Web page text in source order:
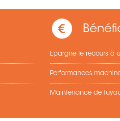
Epargne le recours à
Performances
Maintenance de